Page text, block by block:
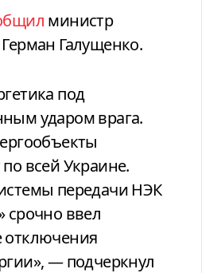
министр
Галущенко.
под
ударом врага.
всей Украине.
передачи НЭК
срочно ввел
отключения
— подчеркнул